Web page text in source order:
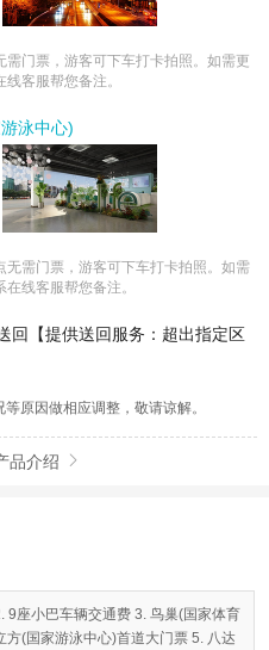
需门票，游客可下车打卡拍照。如需更
客服帮您备注。
泳中心)
无需门票，游客可下车打卡拍照。如需
线客服帮您备注。
回【提供送回服务：超出指定区
原因做相应调整，敬请谅解。
品介绍 
9座小巴车辆交通费 3. 鸟巢(国家体育
方(国家游泳中心)首道大门票 5. 八达